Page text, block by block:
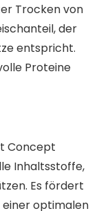
Trocken von
der
entspricht.
Proteine
Concept
Inhaltsstoffe,
Es fördert
optimalen